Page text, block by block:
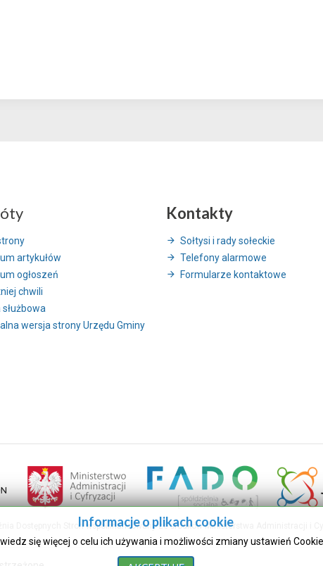
artykułów
ogłoszeń
chwili
wersja strony Urzędu Gminy
Kontakty
Sołtysi i rady sołeckie
Telefony alarmowe
Formularze kontaktowe
Dostępnych Stron współfinansowany ze środków Ministerstwa Administracji i
Informacje o plikach cookie
się więcej o celu ich używania i możliwości zmiany ustawień